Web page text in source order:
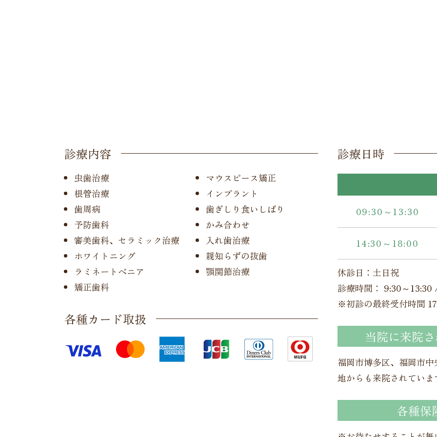
診療内容
虫歯治療
マウスピース矯正
根管治療
インプラント
歯周病
歯ぎしり食いしばり
予防歯科
かみ合わせ
審美歯科、 セラミック治療
入れ歯治療
ホワイトニング
親知らずの抜歯
ラミネートべニア
顎関節治療
矯正歯科
各種カード取扱
診療日時
09:30～13:30
14:30～18:00
休診日：土日祝
診療時間： 9:30～
※初診の最終受付時間
当院に来院
福岡市博多区、福岡市
地からも来院されていま
各種保